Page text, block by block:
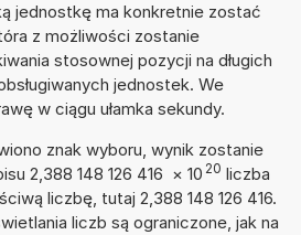
jednostkę ma konkretnie zostać
z możliwości zostanie
stosownej pozycji na długich
jednostek. We
w ciągu ułamka sekundy.
znak wyboru, wynik zostanie
2,388 148 126 416 × 10 20 liczba
liczbę, tutaj 2,388 148 126 416.
liczb są ograniczone, jak na